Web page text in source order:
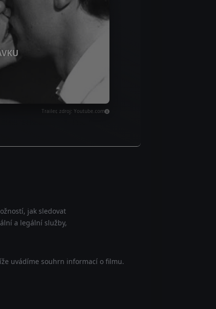
Trailer, zdroj: Youtube.com
jak sledovat
a legální služby,
uvádíme souhrn informací o filmu.